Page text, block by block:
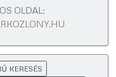
OLDAL:
KERESÉS